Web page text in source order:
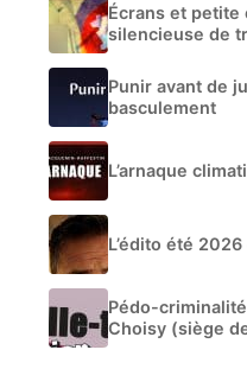
Écrans et petite
silencieuse de
Punir avant de
basculement
L’arnaque
L’édito été
Pédo-
Choisy (siège